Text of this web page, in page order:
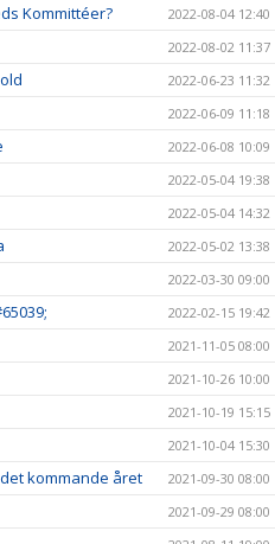
Kommittéer? 2022-08-04 12:40
2022-08-02 11:37
2022-06-23 11:32
2022-06-09 11:18
2022-06-08 10:09
2022-05-04 19:38
2022-05-04 14:32
2022-05-02 13:38
2022-03-30 09:00
2022-02-15 19:42
2021-11-05 08:00
2021-10-26 10:00
2021-10-19 15:15
2021-10-04 15:30
kommande året 2021-09-30 08:00
2021-09-29 08:00